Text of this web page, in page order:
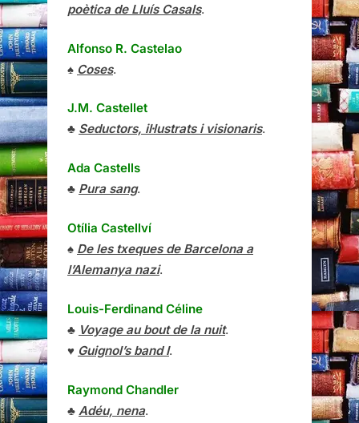
poètica de Lluís Casals.
Alfonso R. Castelao
♠ Coses.
J.M. Castellet
♣ Seductors, il·lustrats i visionaris.
Ada Castells
♣ Pura sang.
Otília Castellví
♠ De les txeques de Barcelona a
l’Alemanya nazi.
Louis-Ferdinand Céline
♣ Voyage au bout de la nuit.
♥ Guignol’s band I.
Raymond Chandler
♣ Adéu, nena.